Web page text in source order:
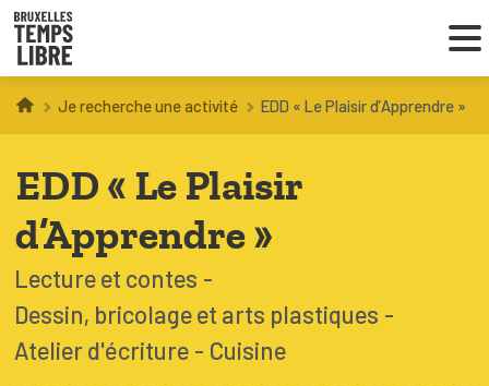
Infos parents
Droit au loisir
Coordinations ATL
VOUS CHERCHEZ DES ACTIVITÉS
À BRUXELLES
Je recherche une activité EDD « Le Plaisir d’Apprendre »
EDD « Le Plaisir
d’Apprendre »
Lecture et contes
Dessin, bricolage et arts plastiques
Atelier d'écriture
Cuisine